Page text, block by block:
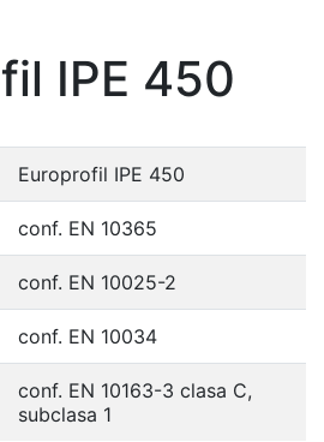
IPE 450
Europrofil IPE 450
conf. EN 10365
conf. EN 10025-2
conf. EN 10034
conf. EN 10163-3 clasa C,
subclasa 1